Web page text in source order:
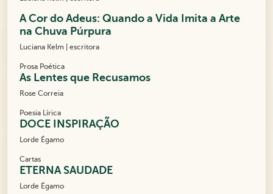
A Cor do Adeus: Quando a Vida Imita a Arte
na Chuva Púrpura
Luciana Kelm | escritora
Prosa Poética
As Lentes que Recusamos
Rose Correia
Poesia Lírica
DOCE INSPIRAÇÃO
Lorde Égamo
Cartas
ETERNA SAUDADE
Lorde Égamo